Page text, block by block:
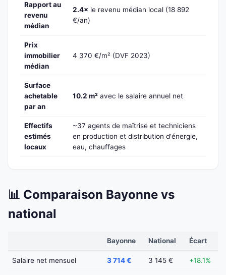
Rapport au
revenu
médian
2.4× le revenu médian local (18 892
€/an)
Prix
immobilier
médian
4 370 €/m² (DVF 2023)
Surface
achetable
par an
10.2 m² avec le salaire annuel net
Effectifs
estimés
locaux
~37 agents de maîtrise et techniciens
en production et distribution d'énergie,
eau, chauffages
📊 Comparaison Bayonne vs
national
Bayonne National Écart
Salaire net mensuel 3 714 € 3 145 € +18.1%